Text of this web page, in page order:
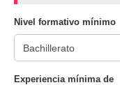
Nivel formativo mínimo
Experiencia mínima de